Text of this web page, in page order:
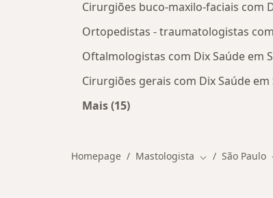
Cirurgiões buco-maxilo-faciais com
Ortopedistas - traumatologistas
Oftalmologistas com Dix Saúde em
Cirurgiões gerais com Dix Saúde em
Mais (15)
Homepage Mastologista Mudar deSão Paulo